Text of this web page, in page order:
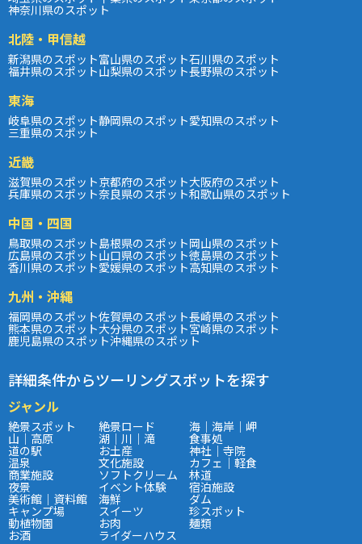
神奈川県のスポット
北陸・甲信越
新潟県のスポット富山県のスポット石川県のスポット
福井県のスポット山梨県のスポット長野県のスポット
東海
岐阜県のスポット静岡県のスポット愛知県のスポット
三重県のスポット
近畿
滋賀県のスポット京都府のスポット大阪府のスポット
兵庫県のスポット奈良県のスポット和歌山県のスポット
中国・四国
鳥取県のスポット島根県のスポット岡山県のスポット
広島県のスポット山口県のスポット徳島県のスポット
香川県のスポット愛媛県のスポット高知県のスポット
九州・沖縄
福岡県のスポット佐賀県のスポット長崎県のスポット
熊本県のスポット大分県のスポット宮崎県のスポット
鹿児島県のスポット沖縄県のスポット
詳細条件からツーリングスポットを探す
ジャンル
絶景スポット 絶景ロード 海｜海岸｜岬
山｜高原 湖｜川｜滝 食事処
道の駅 お土産 神社｜寺院
温泉 文化施設 カフェ｜軽食
商業施設 ソフトクリーム 林道
夜景 イベント体験 宿泊施設
美術館｜資料館 海鮮 ダム
キャンプ場 スイーツ 珍スポット
動植物園 お肉 麺類
お酒 ライダーハウス